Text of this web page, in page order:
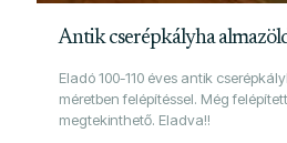
Antik cserépkályha
Eladó 100-110 éves antik
méretben felépítéssel. Még
megtekinthető. Eladva!!